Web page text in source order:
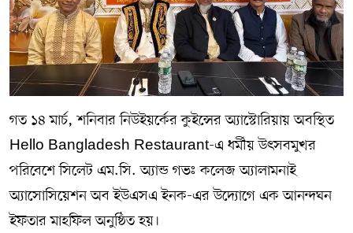
গত ১৪ মার্চ, শনিবার নিউইয়র্কের কুইন্সের অ্যাস্টোরিয়ায় অবস্থিত
Hello Bangladesh Restaurant-এ ধর্মীয় উৎসবমুখর
পরিবেশে সিলেট এম.সি. অ্যান্ড গভঃ কলেজ অ্যালামনাই
অ্যাসোসিয়েশন অব ইউএসএ ইনক-এর উদ্যোগে এক আনন্দঘন
ইফতার মাহফিল অনুষ্ঠিত হয়।